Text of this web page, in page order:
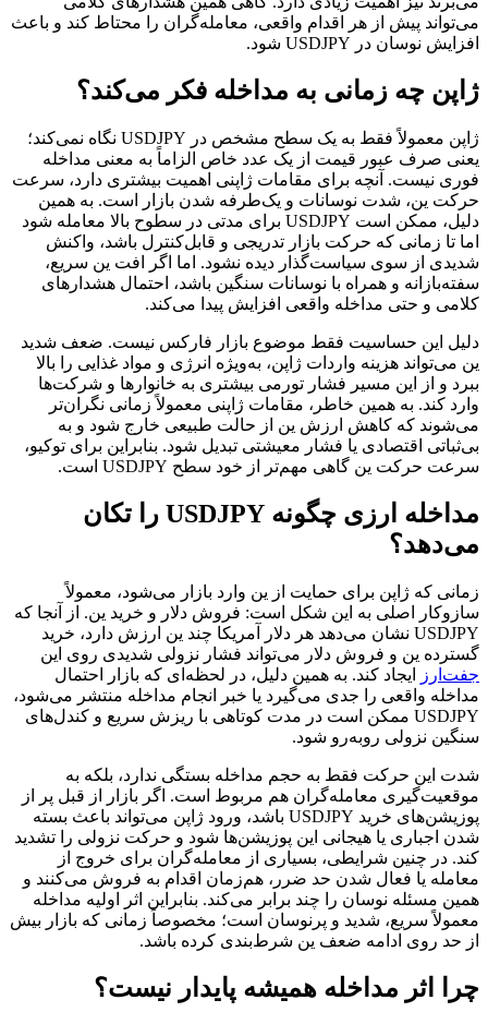
می‌تواند پیش از هر اقدام واقعی، معامله‌گران را محتاط کند و باعث
افزایش نوسان در USDJPY شود.
ژاپن چه زمانی به مداخله فکر می‌کند؟
ژاپن معمولاً فقط به یک سطح مشخص در USDJPY نگاه نمی‌کند؛
یعنی صرف عبور قیمت از یک عدد خاص الزاماً به معنی مداخله
فوری نیست. آنچه برای مقامات ژاپنی اهمیت بیشتری دارد، سرعت
حرکت ین، شدت نوسانات و یک‌طرفه شدن بازار است. به همین
دلیل، ممکن است USDJPY برای مدتی در سطوح بالا معامله شود
اما تا زمانی که حرکت بازار تدریجی و قابل‌کنترل باشد، واکنش
شدیدی از سوی سیاست‌گذار دیده نشود. اما اگر افت ین سریع،
سفته‌بازانه و همراه با نوسانات سنگین باشد، احتمال هشدارهای
کلامی و حتی مداخله واقعی افزایش پیدا می‌کند.
دلیل این حساسیت فقط موضوع بازار فارکس نیست. ضعف شدید
ین می‌تواند هزینه واردات ژاپن، به‌ویژه انرژی و مواد غذایی را بالا
ببرد و از این مسیر فشار تورمی بیشتری به خانوارها و شرکت‌ها
وارد کند. به همین خاطر، مقامات ژاپنی معمولاً زمانی نگران‌تر
می‌شوند که کاهش ارزش ین از حالت طبیعی خارج شود و به
بی‌ثباتی اقتصادی یا فشار معیشتی تبدیل شود. بنابراین برای توکیو،
سرعت حرکت ین گاهی مهم‌تر از خود سطح USDJPY است.
مداخله ارزی چگونه USDJPY را تکان
می‌دهد؟
زمانی که ژاپن برای حمایت از ین وارد بازار می‌شود، معمولاً
سازوکار اصلی به این شکل است: فروش دلار و خرید ین. از آنجا که
USDJPY نشان می‌دهد هر دلار آمریکا چند ین ارزش دارد، خرید
گسترده ین و فروش دلار می‌تواند فشار نزولی شدیدی روی این
جفت‌ارز
ایجاد کند. به همین دلیل، در لحظه‌ای که بازار احتمال
مداخله واقعی را جدی می‌گیرد یا خبر انجام مداخله منتشر می‌شود،
USDJPY ممکن است در مدت کوتاهی با ریزش سریع و کندل‌های
سنگین نزولی روبه‌رو شود.
شدت این حرکت فقط به حجم مداخله بستگی ندارد، بلکه به
موقعیت‌گیری معامله‌گران هم مربوط است. اگر بازار از قبل پر از
پوزیشن‌های خرید USDJPY باشد، ورود ژاپن می‌تواند باعث بسته
شدن اجباری یا هیجانی این پوزیشن‌ها شود و حرکت نزولی را تشدید
کند. در چنین شرایطی، بسیاری از معامله‌گران برای خروج از
معامله یا فعال شدن حد ضرر، هم‌زمان اقدام به فروش می‌کنند و
همین مسئله نوسان را چند برابر می‌کند. بنابراین اثر اولیه مداخله
معمولاً سریع، شدید و پرنوسان است؛ مخصوصاً زمانی که بازار بیش
از حد روی ادامه ضعف ین شرط‌بندی کرده باشد.
چرا اثر مداخله همیشه پایدار نیست؟